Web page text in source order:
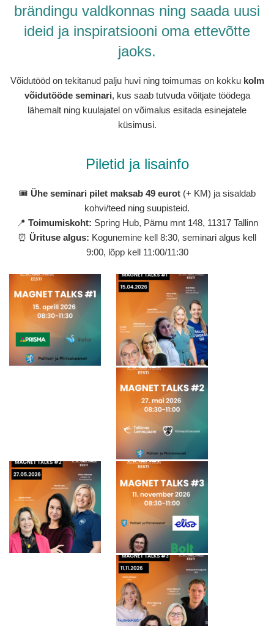
brändingu valdkonnas ning saada uusi
ideid ja inspiratsiooni oma ettevõtte
jaoks.
Võidutööd on tekitanud palju huvi ning toimumas on kokku kolm
võidutööde seminari, kus saab tutvuda võitjate töödega
lähemalt ning kuulajatel on võimalus esitada esinejatele
küsimusi.
Piletid ja lisainfo
🎟 Ühe seminari pilet maksab 49 eurot(+ KM) ja sisaldab
kohvi/teed ning suupisteid.
📍 Toimumiskoht: Spring Hub, Pärnu mnt 148, 11317 Tallinn
⏰ Ürituse algus: Kogunemine kell 8:30, seminari algus kell
9:00, lõpp kell 11:00/11:30